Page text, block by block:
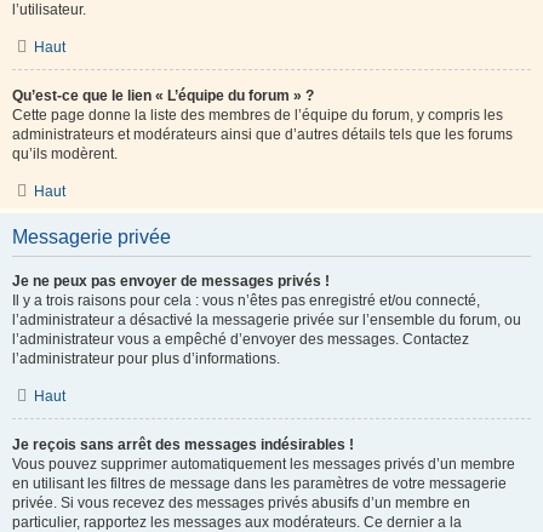
l’utilisateur.
Haut
Qu’est-ce que le lien « L’équipe du forum » ?
Cette page donne la liste des membres de l’équipe du forum, y compris les
administrateurs et modérateurs ainsi que d’autres détails tels que les forums
qu’ils modèrent.
Haut
Messagerie privée
Je ne peux pas envoyer de messages privés !
Il y a trois raisons pour cela : vous n’êtes pas enregistré et/ou connecté,
l’administrateur a désactivé la messagerie privée sur l’ensemble du forum, ou
l’administrateur vous a empêché d’envoyer des messages. Contactez
l’administrateur pour plus d’informations.
Haut
Je reçois sans arrêt des messages indésirables !
Vous pouvez supprimer automatiquement les messages privés d’un membre
en utilisant les filtres de message dans les paramètres de votre messagerie
privée. Si vous recevez des messages privés abusifs d’un membre en
particulier, rapportez les messages aux modérateurs. Ce dernier a la